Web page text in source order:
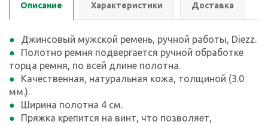
Описание Характеристики Доставка
Джинсовый мужской ремень, ручной работы, Diezz.
Полотно ремня подвергается ручной обработке
торца ремня, по всей длине полотна.
Качественная, натуральная кожа, толщиной (3.0
мм.).
Ширина полотна 4 см.
Пряжка крепится на винт, что позволяет,